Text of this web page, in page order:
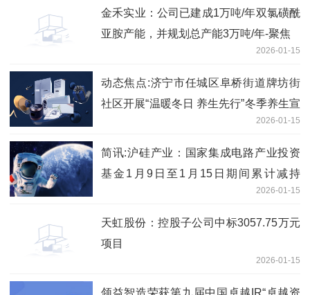
金禾实业：公司已建成1万吨/年双氯磺酰
亚胺产能，并规划总产能3万吨/年-聚焦
2026-01-15
动态焦点:济宁市任城区阜桥街道牌坊街
社区开展“温暖冬日 养生先行”冬季养生宣
2026-01-15
简讯:沪硅产业：国家集成电路产业投资
基金1月9日至1月15日期间累计减持
2026-01-15
天虹股份：控股子公司中标3057.75万元
项目
2026-01-15
领益智造荣获第九届中国卓越IR“卓越资